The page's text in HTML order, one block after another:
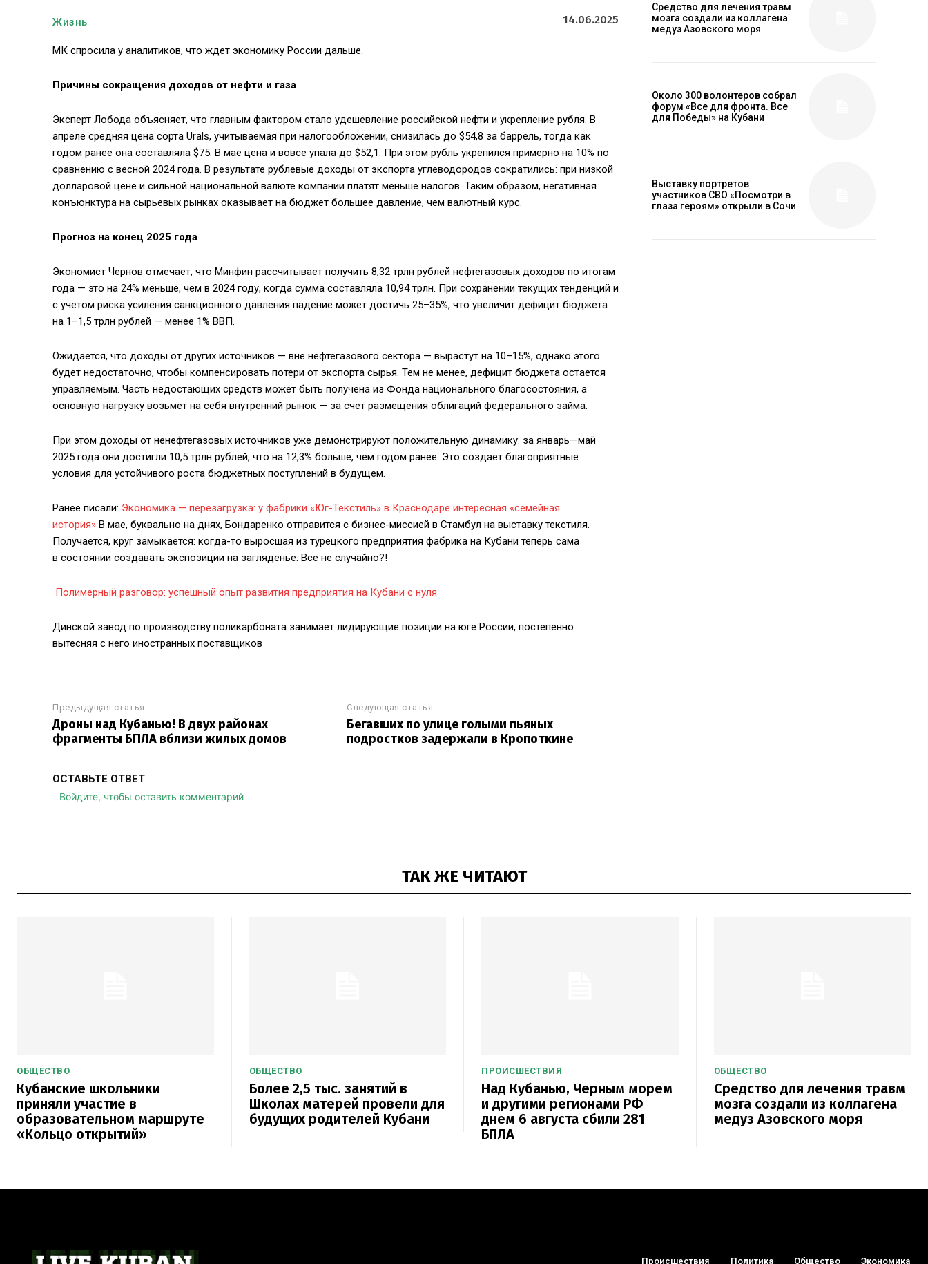
Жизнь 14.06.2025
МК спросила у аналитиков, что ждет экономику России дальше.
Причины сокращения доходов от нефти и газа
Эксперт Лобода объясняет, что главным фактором стало удешевление российской нефти и укрепление рубля. В
апреле средняя цена сорта Urals, учитываемая при налогообложении, снизилась до $54,8 за баррель, тогда как
годом ранее она составляла $75. В мае цена и вовсе упала до $52,1. При этом рубль укрепился примерно на 10% по
сравнению с весной 2024 года. В результате рублевые доходы от экспорта углеводородов сократились: при низкой
долларовой цене и сильной национальной валюте компании платят меньше налогов. Таким образом, негативная
конъюнктура на сырьевых рынках оказывает на бюджет большее давление, чем валютный курс.
Прогноз на конец 2025 года
Экономист Чернов отмечает, что Минфин рассчитывает получить 8,32 трлн рублей нефтегазовых доходов по итогам
года — это на 24% меньше, чем в 2024 году, когда сумма составляла 10,94 трлн. При сохранении текущих тенденций и
с учетом риска усиления санкционного давления падение может достичь 25–35%, что увеличит дефицит бюджета
на 1–1,5 трлн рублей — менее 1% ВВП.
Ожидается, что доходы от других источников — вне нефтегазового сектора — вырастут на 10–15%, однако этого
будет недостаточно, чтобы компенсировать потери от экспорта сырья. Тем не менее, дефицит бюджета остается
управляемым. Часть недостающих средств может быть получена из Фонда национального благосостояния, а
основную нагрузку возьмет на себя внутренний рынок — за счет размещения облигаций федерального займа.
При этом доходы от ненефтегазовых источников уже демонстрируют положительную динамику: за январь—май
2025 года они достигли 10,5 трлн рублей, что на 12,3% больше, чем годом ранее. Это создает благоприятные
условия для устойчивого роста бюджетных поступлений в будущем.
Ранее писали: Экономика — перезагрузка: у фабрики «Юг-Текстиль» в Краснодаре интересная «семейная
история» В мае, буквально на днях, Бондаренко отправится с бизнес-миссией в Стамбул на выставку текстиля.
Получается, круг замыкается: когда-то выросшая из турецкого предприятия фабрика на Кубани теперь сама
в состоянии создавать экспозиции на загляденье. Все не случайно?!
Полимерный разговор: успешный опыт развития предприятия на Кубани с нуля
Динской завод по производству поликарбоната занимает лидирующие позиции на юге России, постепенно
вытесняя с него иностранных поставщиков
Предыдущая статья
Дроны над Кубанью! В двух районах
фрагменты БПЛА вблизи жилых домов
Следующая статья
Бегавших по улице голыми пьяных
подростков задержали в Кропоткине
ОСТАВЬТЕ ОТВЕТ
Войдите, чтобы оставить комментарий
Средство для лечения травм
мозга создали из коллагена
медуз Азовского моря
Около 300 волонтеров собрал
форум «Все для фронта. Все
для Победы» на Кубани
Выставку портретов
участников СВО «Посмотри в
глаза героям» открыли в Сочи
ТАК ЖЕ ЧИТАЮТ
ОБЩЕСТВО
Кубанские школьники
приняли участие в
образовательном маршруте
«Кольцо открытий»
ОБЩЕСТВО
Более 2,5 тыс. занятий в
Школах матерей провели для
будущих родителей Кубани
ПРОИСШЕСТВИЯ
Над Кубанью, Черным морем
и другими регионами РФ
днем 6 августа сбили 281
БПЛА
ОБЩЕСТВО
Средство для лечения травм
мозга создали из коллагена
медуз Азовского моря
Происшествия Политика Общество Экономика